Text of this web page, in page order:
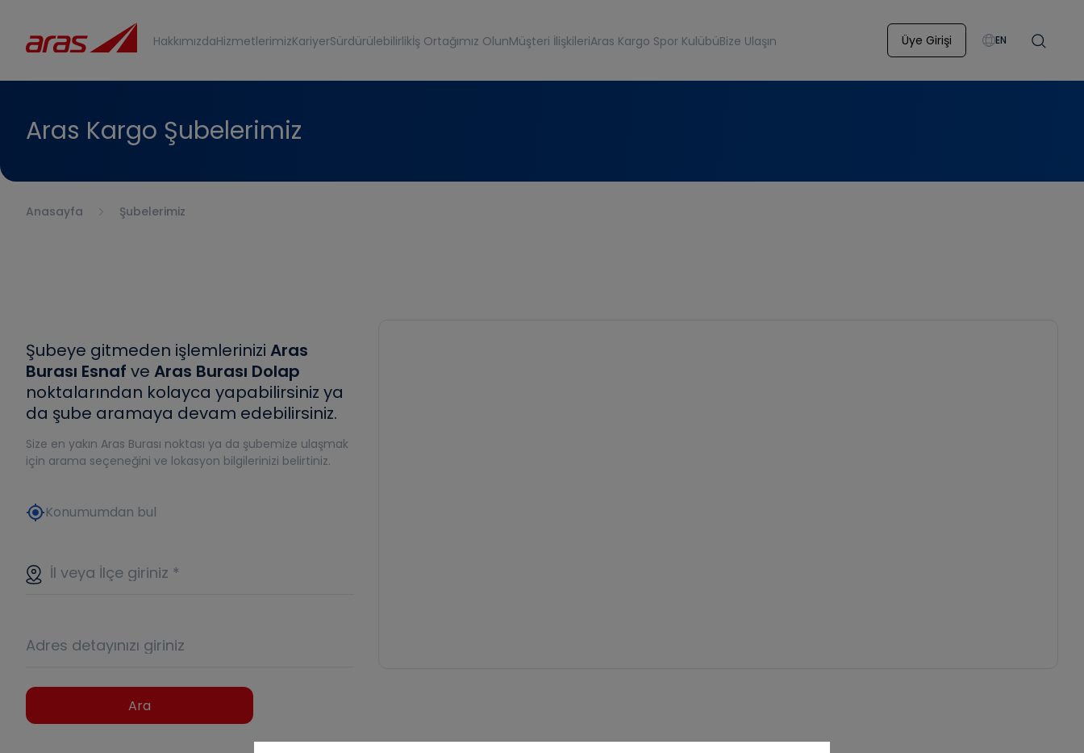
HakkımızdaHizmetlerimizKariyerSürdürülebilirlikİş Ortağımız OlunMüşteri İlişkileriAras Kargo Spor KulübüBize Ulaşın Üye Girişi EN
Aras Kargo Şubelerimiz
Anasayfa Şubelerimiz
Şubeye gitmeden işlemlerinizi Aras
Burası Esnaf ve Aras Burası Dolap
noktalarından kolayca yapabilirsiniz ya
da şube aramaya devam edebilirsiniz.
Size en yakın Aras Burası noktası ya da şubemize ulaşmak
için arama seçeneğini ve lokasyon bilgilerinizi belirtiniz.
my_locationKonumumdan bul
İl veya İlçe giriniz *
Adres detayınızı giriniz
Ara